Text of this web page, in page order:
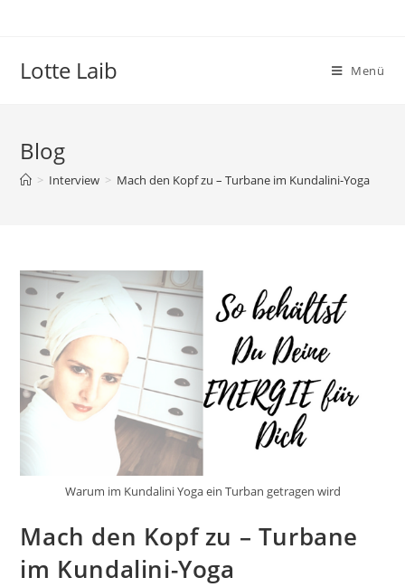
Lotte Laib Menü
Blog
> Interview > Mach den Kopf zu – Turbane im Kundalini-Yoga
Warum im Kundalini Yoga ein Turban getragen wird
Mach den Kopf zu – Turbane
im Kundalini-Yoga